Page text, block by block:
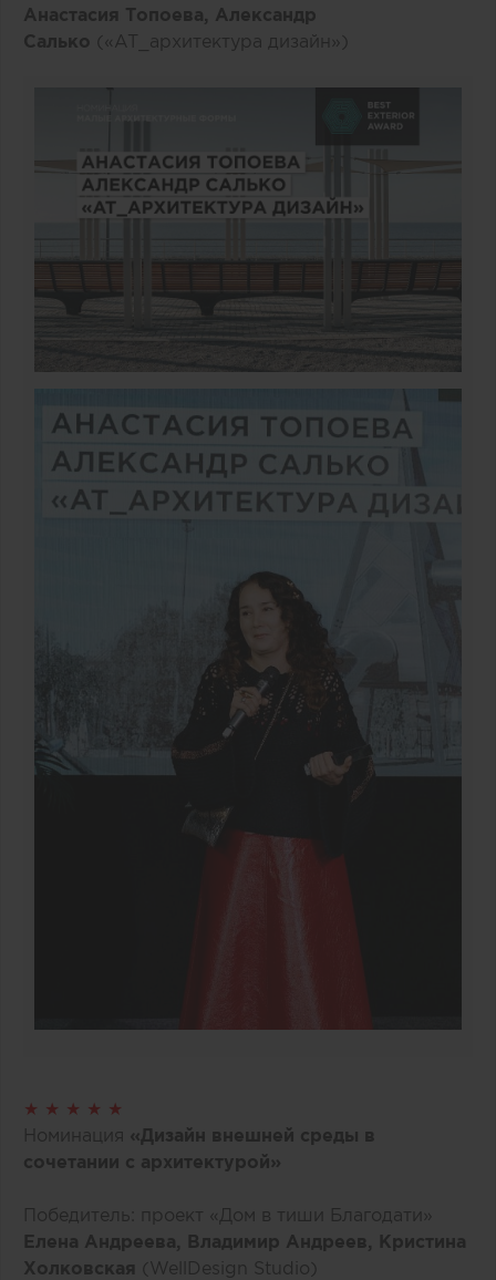
Анастасия Топоева, Александр
Салько («AT_архитектура дизайн»)
★ ★ ★ ★ ★
Номинация «Дизайн внешней среды в
сочетании с архитектурой»
Победитель: проект «Дом в тиши Благодати»
Елена Андреева, Владимир Андреев, Кристина
Холковская (WellDesign Studio)